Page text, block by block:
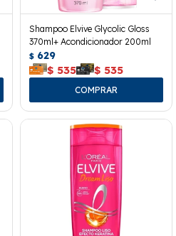
Shampoo Elvive Glycolic Gloss
370ml+ Acondicionador 200ml
$ 629
$ 535 $ 535